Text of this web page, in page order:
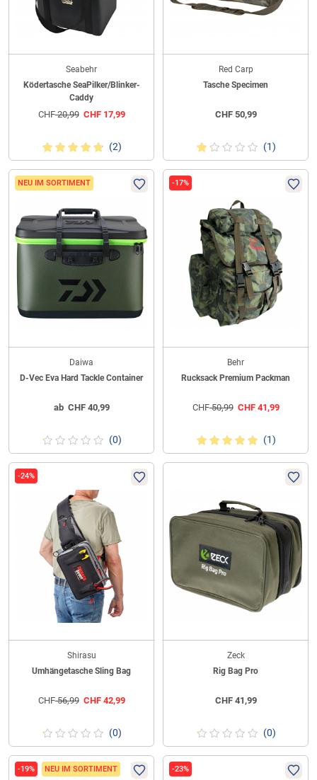
Seabehr
Ködertasche SeaPilker/Blinker-
Caddy
CHF20,99 CHF17,99
(2)
Red Carp
Tasche Specimen
CHF50,99
(1)
NEU IM SORTIMENT
Daiwa
D-Vec Eva Hard Tackle Container
ab CHF40,99
(0)
-17%
Behr
Rucksack Premium Packman
CHF50,99 CHF41,99
(1)
-24%
Shirasu
Umhängetasche Sling Bag
CHF56,99 CHF42,99
(0)
Zeck
Rig Bag Pro
CHF41,99
(0)
-19% NEU IM SORTIMENT -23%